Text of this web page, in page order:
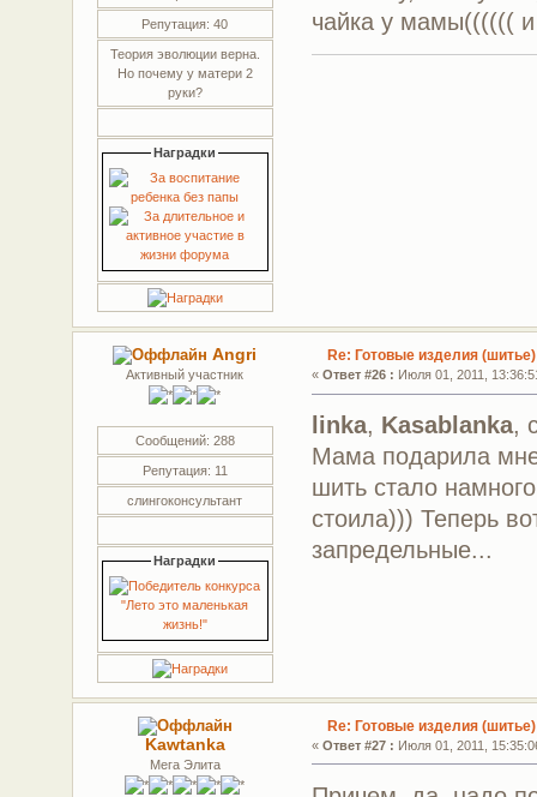
Репутация: 40
Теория эволюции верна.
Но почему у матери 2
руки?
Наградки
чайка у мамы(((((( и
Angri
Активный участник
Сообщений: 288
Репутация: 11
слингоконсультант
Наградки
Re: Готовые изделия (шитье)
«Ответ #26 : Июля 01, 2011,
linka, Kasablanka,
Мама подарила
шить стало
стоила))) Теперь
запредельные...
Kawtanka
Мега Элита
Re: Готовые изделия (шитье)
«Ответ #27 : Июля 01, 2011,